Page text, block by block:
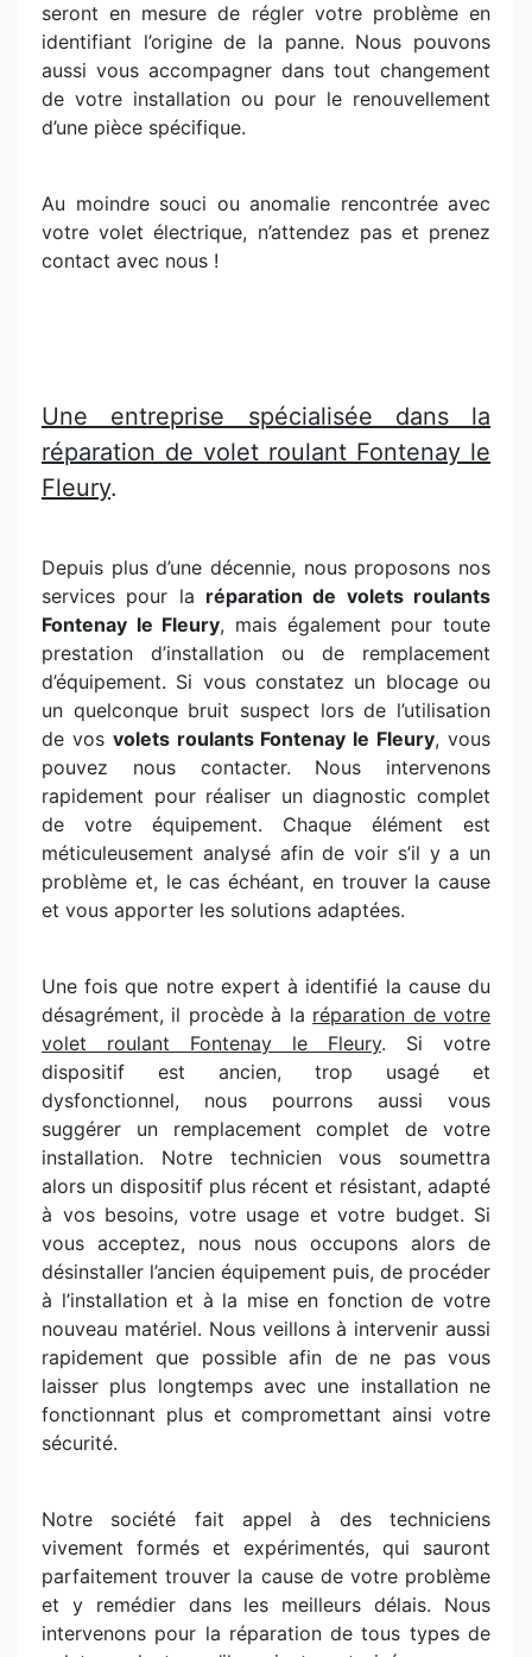
seront en mesure de régler votre problème en
identifiant l’origine de la panne. Nous pouvons
aussi vous accompagner dans tout changement
de votre installation ou pour le renouvellement
d’une pièce spécifique.
Au moindre souci ou anomalie rencontrée avec
votre volet électrique, n’attendez pas et prenez
contact avec nous !
Une entreprise spécialisée dans la
réparation de volet roulant Fontenay le
Fleury.
Depuis plus d’une décennie, nous proposons nos
services pour la réparation de volets roulants
Fontenay le Fleury, mais également pour toute
prestation d’installation ou de remplacement
d’équipement. Si vous constatez un blocage ou
un quelconque bruit suspect lors de l’utilisation
de vos volets roulants Fontenay le Fleury, vous
pouvez nous contacter. Nous intervenons
rapidement pour réaliser un diagnostic complet
de votre équipement. Chaque élément est
méticuleusement analysé afin de voir s’il y a un
problème et, le cas échéant, en trouver la cause
et vous apporter les solutions adaptées.
Une fois que notre expert à identifié la cause du
désagrément, il procède à la réparation de votre
volet roulant Fontenay le Fleury. Si votre
dispositif est ancien, trop usagé et
dysfonctionnel, nous pourrons aussi vous
suggérer un remplacement complet de votre
installation. Notre technicien vous soumettra
alors un dispositif plus récent et résistant, adapté
à vos besoins, votre usage et votre budget. Si
vous acceptez, nous nous occupons alors de
désinstaller l’ancien équipement puis, de procéder
à l’installation et à la mise en fonction de votre
nouveau matériel. Nous veillons à intervenir aussi
rapidement que possible afin de ne pas vous
laisser plus longtemps avec une installation ne
fonctionnant plus et compromettant ainsi votre
sécurité.
Notre société fait appel à des techniciens
vivement formés et expérimentés, qui sauront
parfaitement trouver la cause de votre problème
et y remédier dans les meilleurs délais. Nous
intervenons pour la réparation de tous types de